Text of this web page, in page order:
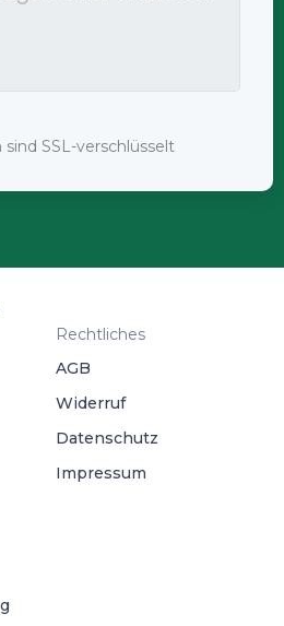
sind SSL-verschlüsselt
Rechtliches
AGB
Widerruf
Datenschutz
Impressum